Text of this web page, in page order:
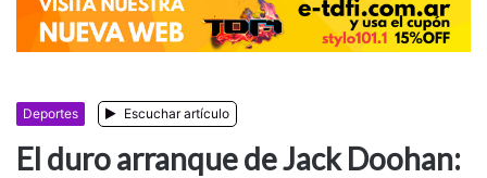
Deportes Escuchar artículo
El duro arranque de Jack Doohan: